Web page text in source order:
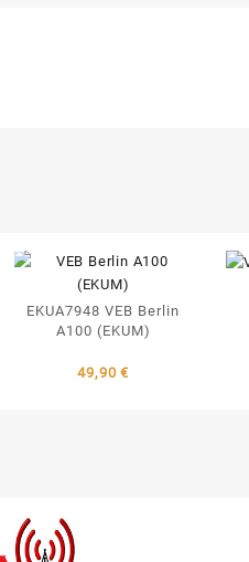
EKUA7948 VEB Berlin
A100 (EKUM)
49,90€